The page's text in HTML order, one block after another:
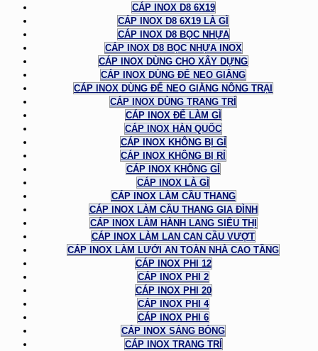
CÁP INOX D8 6X19
CÁP INOX D8 6X19 LÀ GÌ
CÁP INOX D8 BỌC NHỰA
CÁP INOX D8 BỌC NHỰA INOX
CÁP INOX DÙNG CHO XÂY DỰNG
CÁP INOX DÙNG ĐỂ NEO GIẰNG
CÁP INOX DÙNG ĐỂ NEO GIẰNG NÔNG TRẠI
CÁP INOX DÙNG TRANG TRÍ
CÁP INOX ĐỂ LÀM GÌ
CÁP INOX HÀN QUỐC
CÁP INOX KHÔNG BỊ GỈ
CÁP INOX KHÔNG BỊ RỈ
CÁP INOX KHÔNG GỈ
CÁP INOX LÀ GÌ
CÁP INOX LÀM CẦU THANG
CÁP INOX LÀM CẦU THANG GIA ĐÌNH
CÁP INOX LÀM HÀNH LANG SIÊU THỊ
CÁP INOX LÀM LAN CAN CẦU VƯỢT
CÁP INOX LÀM LƯỚI AN TOÀN NHÀ CAO TẦNG
CÁP INOX PHI 12
CÁP INOX PHI 2
CÁP INOX PHI 20
CÁP INOX PHI 4
CÁP INOX PHI 6
CÁP INOX SÁNG BÓNG
CÁP INOX TRANG TRÍ